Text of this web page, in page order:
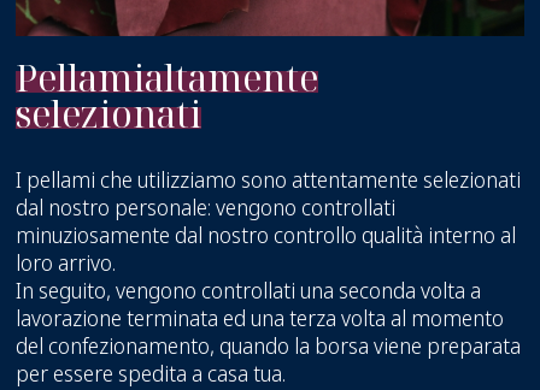
Pellamialtamente
selezionati
I pellami che utilizziamo sono attentamente selezionati
dal nostro personale: vengono controllati
minuziosamente dal nostro controllo qualità interno al
loro arrivo.
In seguito, vengono controllati una seconda volta a
lavorazione terminata ed una terza volta al momento
del confezionamento, quando la borsa viene preparata
per essere spedita a casa tua.